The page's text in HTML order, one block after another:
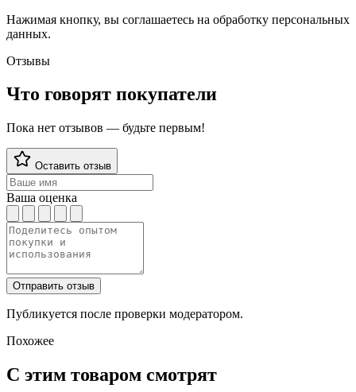
Нажимая кнопку, вы соглашаетесь на обработку персональных
данных.
Отзывы
Что говорят покупатели
Пока нет отзывов — будьте первым!
Оставить отзыв
Ваша оценка
Отправить отзыв
Публикуется после проверки модератором.
Похожее
С этим товаром смотрят